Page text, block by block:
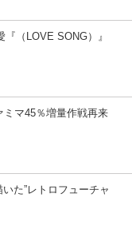
（LOVE SONG）』
マ45％増量作戦再来
た”レトロフューチャ